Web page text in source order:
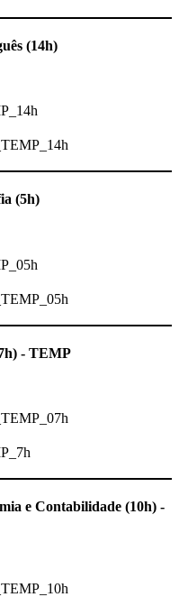
(14h)
(5h)
- TEMP
e Contabilidade (10h) -